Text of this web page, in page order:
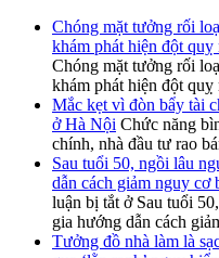
Chóng mặt tưởng rối
khám phát hiện đột quỵ
Chóng mặt tưởng rối
khám phát hiện đột quỵ
Mắc kẹt vì đòn bẩy tài
ở Hà Nội Chức năng
chính, nhà đầu tư rao
Sau tuổi 50, ngồi lâu
dẫn cách giảm nguy cơ
luận bị tắt ở Sau tuổi
gia hướng dẫn cách
Tưởng đồ nhà làm là